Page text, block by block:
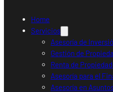
Home
Servicios
Asesoría de
Gestión de
Renta de
Asesoría para el
Asesoría en